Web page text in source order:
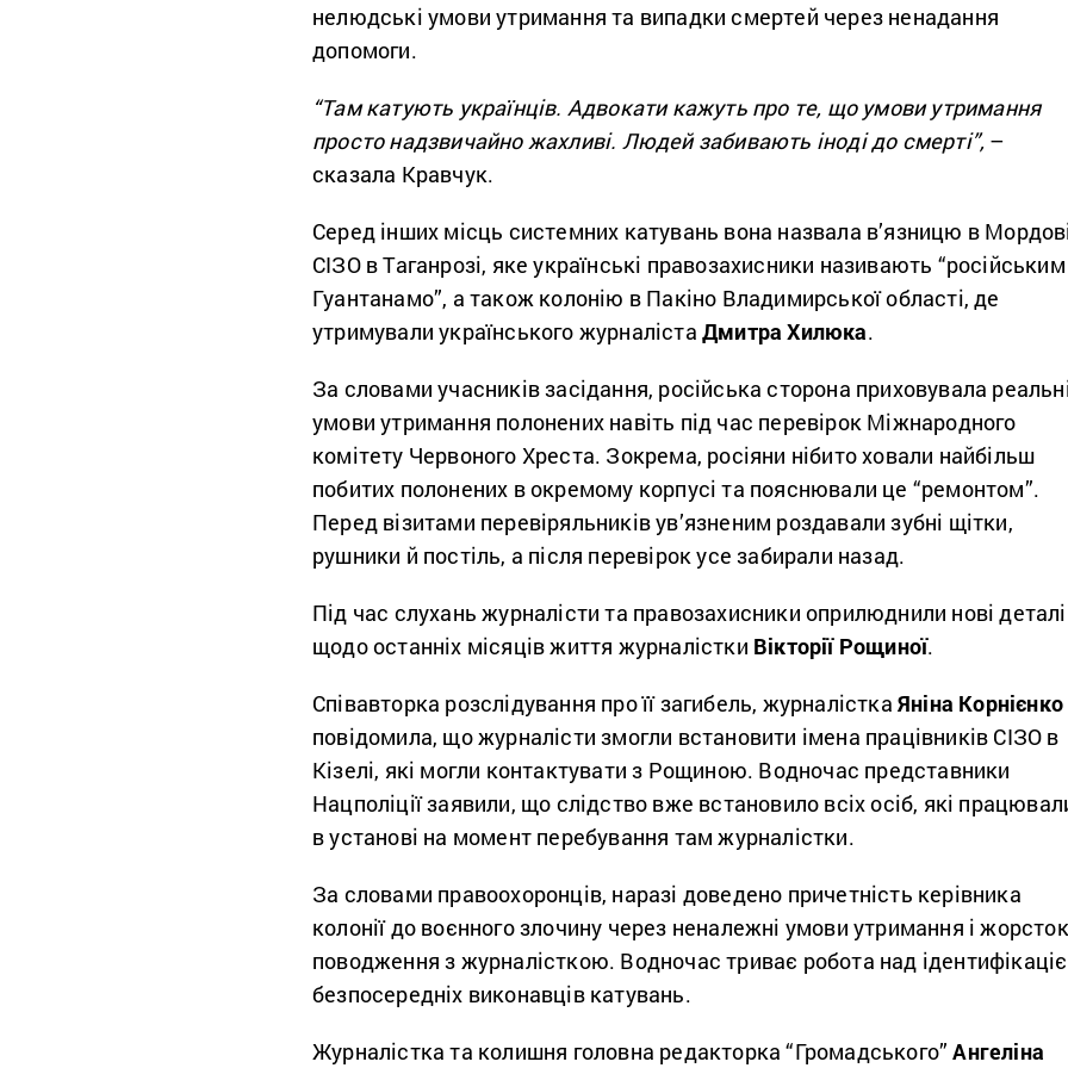
нелюдські умови утримання та випадки смертей через ненадання
допомоги.
“Там катують українців. Адвокати кажуть про те, що умови утримання
просто надзвичайно жахливі. Людей забивають іноді до смерті”, –
сказала Кравчук.
Серед інших місць системних катувань вона назвала в’язницю в
СІЗО в Таганрозі, яке українські правозахисники називають “російським
Гуантанамо”, а також колонію в Пакіно Владимирської області, де
утримували українського журналістаДмитра Хилюка.
За словами учасників засідання, російська сторона приховувала
умови утримання полонених навіть під час перевірок Міжнародного
комітету Червоного Хреста. Зокрема, росіяни нібито ховали найбільш
побитих полонених в окремому корпусі та пояснювали це “ремонтом”.
Перед візитами перевіряльників ув’язненим роздавали зубні щітки,
рушники й постіль, а після перевірок усе забирали назад.
Під час слухань журналісти та правозахисники оприлюднили нові деталі
щодо останніх місяців життя журналістки Вікторії Рощиної.
Співавторка розслідування про її загибель, журналістка Яніна Корнієнко
повідомила, що журналісти змогли встановити імена працівників СІЗО в
Кізелі, які могли контактувати з Рощиною. Водночас представники
Нацполіції заявили, що слідство вже встановило всіх осіб, які
в установі на момент перебування там журналістки.
За словами правоохоронців, наразі доведено причетність керівника
колонії до воєнного злочину через неналежні умови утримання і
поводження з журналісткою. Водночас триває робота над
безпосередніх виконавців катувань.
Журналістка та колишня головна редакторка “Громадського” Ангеліна